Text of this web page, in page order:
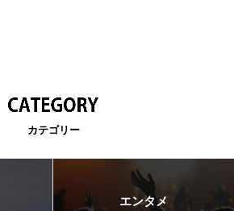
カテゴリー
エンタメ